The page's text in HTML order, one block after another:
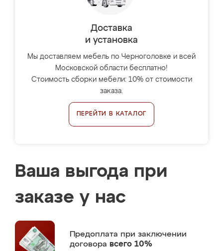
Доставка
и установка
Мы доставляем мебель по Черноголовке и всей
Московской области бесплатно!
Стоимость сборки мебели: 10% от стоимости
заказа.
ПЕРЕЙТИ В КАТАЛОГ
Ваша выгода при
заказе у нас
Предоплата при заключении
договора всего 10%